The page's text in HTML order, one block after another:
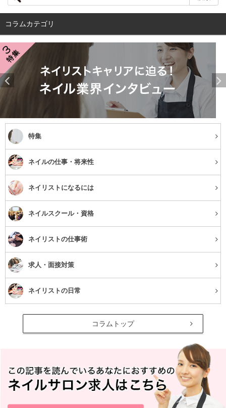
が細かい」ということ。
すね。
キメが乱れる要因は？
一方、キメが乱れると皮溝や皮丘で作られる三角形や四角
形の大きさや配置がバラバラになり、肌表面はでこぼこし
て見えてしまいます。こうなってしまう要因には肌の乾燥
や摩擦による刺激、不規則な生活によっておこるターンオ
ーバーの乱れなどが考えられます。
夏はエアコンによる乾燥、秋冬は空気自体が乾燥していま
すよね。日々これらの乾燥から身を守れるよう常に徹底し
たケアをできればいいのですが、毎日生活をしていると疲
れてケアを怠ってしまうこともあるはず。
また、友人や職場のと飲みに行った後に、メイクを落とさ
ず寝てしまうこともあるでしょう。無防備に紫外線を浴び
るのも要注意です。
クレンジングや洗顔、メイクの際に肌をこすってしまうの
も、直接肌を傷つける行為となりキメが乱れてしまう原因
さらに、生活が不規則な人は、古くなった角質を一定のサ
イクルではがしてくれるターンオーバーが乱れ、角質がた
まりごわついた肌になってしまうことが。
コラムカテゴリ
特集
ネイルの仕事・将来性
ネイリストになるには
ネイルスクール・資格
ネイリストの仕事術
求人・面接対策
ネイリストの日常
コラムトップ